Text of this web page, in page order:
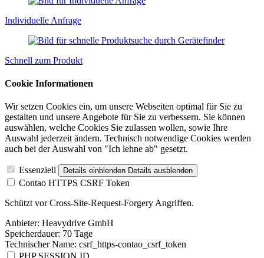
Individuelle Anfrage
Schnell zum Produkt
Cookie Informationen
Wir setzen Cookies ein, um unsere Webseiten optimal für Sie zu
gestalten und unsere Angebote für Sie zu verbessern. Sie können
auswählen, welche Cookies Sie zulassen wollen, sowie Ihre
Auswahl jederzeit ändern. Technisch notwendige Cookies werden
auch bei der Auswahl von "Ich lehne ab" gesetzt.
Essenziell Details einblenden Details ausblenden
Contao HTTPS CSRF Token
Schützt vor Cross-Site-Request-Forgery Angriffen.
Anbieter: Heavydrive GmbH
Speicherdauer: 70 Tage
Technischer Name: csrf_https-contao_csrf_token
PHP SESSION ID